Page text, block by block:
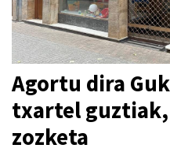
Agortu dira
txartel guztiak,
zozketa